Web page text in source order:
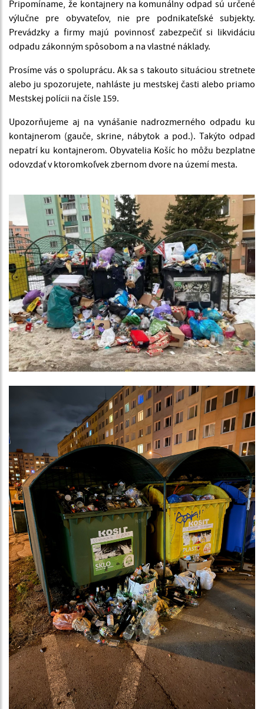
Pripomíname, že kontajnery na komunálny odpad sú určené
výlučne pre obyvateľov, nie pre podnikateľské subjekty.
Prevádzky a firmy majú povinnosť zabezpečiť si likvidáciu
odpadu zákonným spôsobom a na vlastné náklady.
Prosíme vás o spoluprácu. Ak sa s takouto situáciou stretnete
alebo ju spozorujete, nahláste ju mestskej časti alebo priamo
Mestskej polícii na čísle 159.
Upozorňujeme aj na vynášanie nadrozmerného odpadu ku
kontajnerom (gauče, skrine, nábytok a pod.). Takýto odpad
nepatrí ku kontajnerom. Obyvatelia Košíc ho môžu bezplatne
odovzdať v ktoromkoľvek zbernom dvore na území mesta.